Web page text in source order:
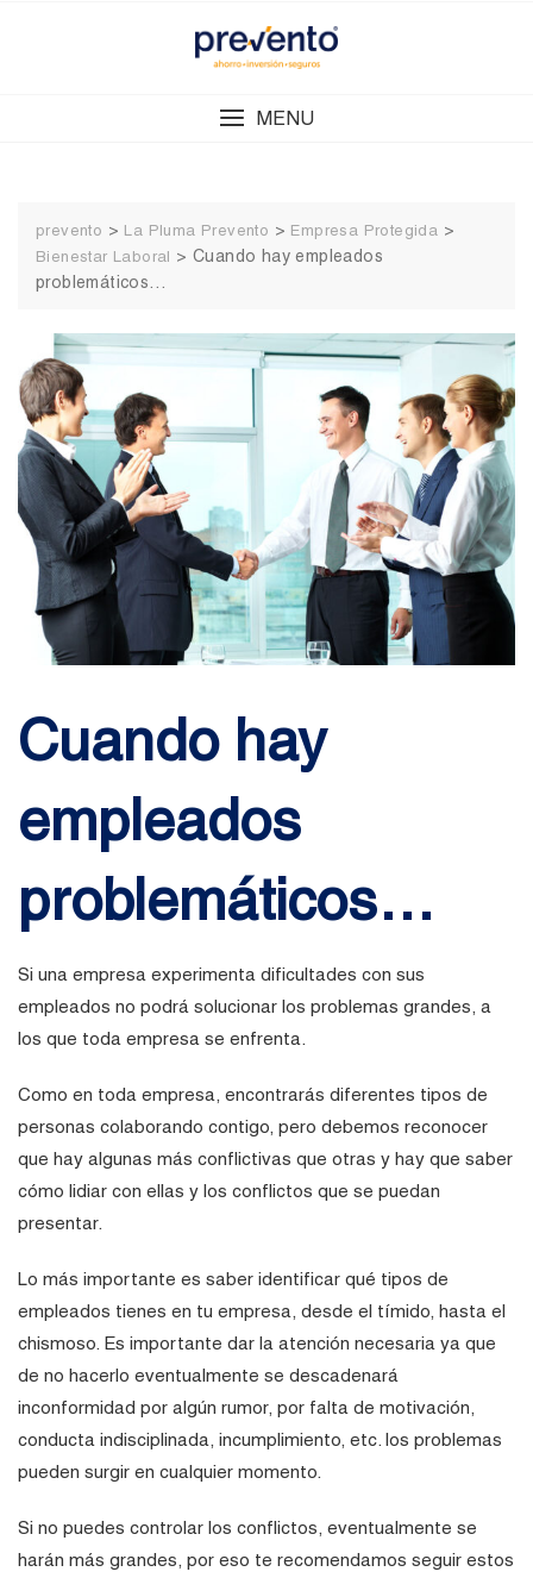
MENU
prevento > La Pluma Prevento > Empresa Protegida >
Bienestar Laboral >Cuando hay empleados
problemáticos…
Cuando hay
empleados
problemáticos…
Si una empresa experimenta dificultades con sus
empleados no podrá solucionar los problemas grandes, a
los que toda empresa se enfrenta.
Como en toda empresa, encontrarás diferentes tipos de
personas colaborando contigo, pero debemos reconocer
que hay algunas más conflictivas que otras y hay que saber
cómo lidiar con ellas y los conflictos que se puedan
presentar.
Lo más importante es saber identificar qué tipos de
empleados tienes en tu empresa, desde el tímido, hasta el
chismoso. Es importante dar la atención necesaria ya que
de no hacerlo eventualmente se descadenará
inconformidad por algún rumor, por falta de motivación,
conducta indisciplinada, incumplimiento, etc. los problemas
pueden surgir en cualquier momento.
Si no puedes controlar los conflictos, eventualmente se
harán más grandes, por eso te recomendamos seguir estos